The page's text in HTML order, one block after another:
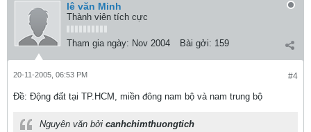
lê văn Minh
Thành viên tích cực
Tham gia ngày: Nov 2004 Bài gởi: 159
#4
20-11-2005, 06:53 PM
Ðề: Động đất tại TP.HCM, miền đông nam bộ và nam trung bộ
Nguyên văn bởi canhchimthuongtich